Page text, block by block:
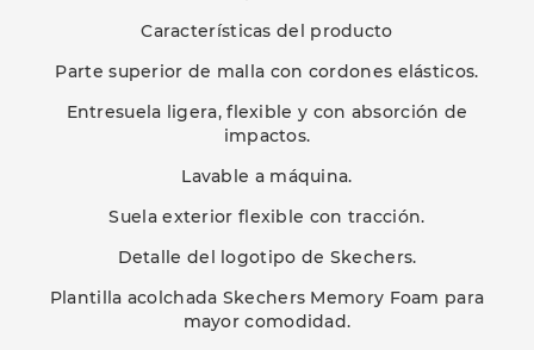
Características del producto
Parte superior de malla con cordones elásticos.
Entresuela ligera, flexible y con absorción de
impactos.
Lavable a máquina.
Suela exterior flexible con tracción.
Detalle del logotipo de Skechers.
Plantilla acolchada Skechers Memory Foam para
mayor comodidad.